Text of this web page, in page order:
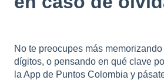
No te preocupes más
dígitos, o pensando en qué clave
la App de Puntos Colombia y